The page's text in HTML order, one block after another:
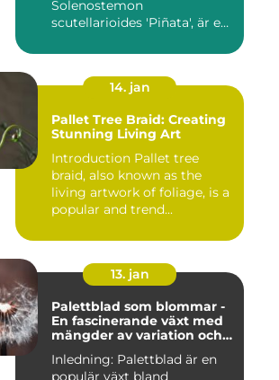
Solenostemon
scutellarioides 'Piñata', är en
14. jan
Pallet Tree Braid: Creating
Stunning Living Art
Introduction Pallet tree
braid, also known as the
living artwork of foliage, is a
popular and trend...
13. jan
Palettblad som blommar -
En fascinerande växt med
mängder av variation och
Inledning: Palettblad är en
populär växt bland